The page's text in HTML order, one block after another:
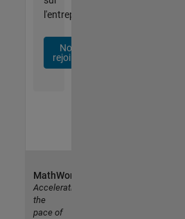
l'entreprise.
Nous
rejoindre
MathWorks
Accelerating
the
pace of